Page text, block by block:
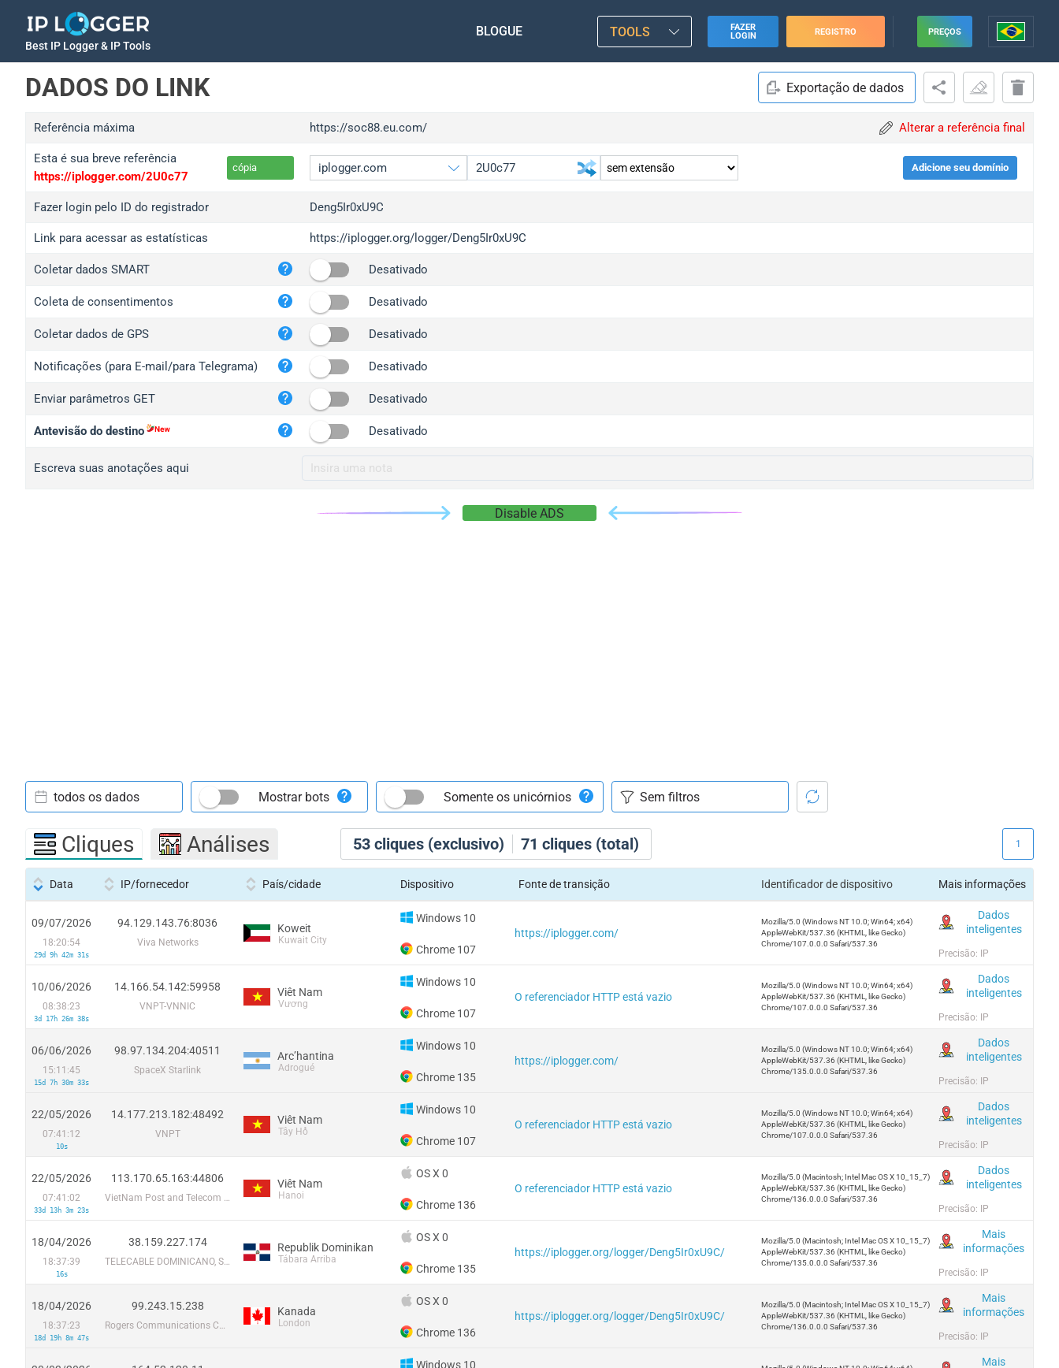
Best IP Logger & IP Tools
BLOGUE TOOLS
FAZER
LOGIN
REGISTRO PREÇOS
DADOS DO LINK Exportação de dados
Referência máxima https://soc88.eu.com/ Alterar a referência final
Esta é sua breve referência
https://iplogger.com/2U0c77
cópia
iplogger.org
wl.gl
ed.tc
iplogger.com
iplogger.co
2no.co
yip.su
iplogger.info
Adicione seu domínio
Fazer login pelo ID do registrador Deng5Ir0xU9C
Link para acessar as estatísticas https://iplogger.org/logger/Deng5Ir0xU9C
Coletar dados SMART Desativado
Coleta de consentimentos Desativado
Coletar dados de GPS Desativado
Notificações (para E-mail/para Telegrama) Desativado
Enviar parâmetros GET Desativado
Antevisão do destino Desativado
Escreva suas anotações aqui
Disable ADS
53 cliques (exclusivo) 71 cliques (total)
todos os dados Mostrar bots Somente os unicórnios
Cliques Análises 1
Data IP/fornecedor País/cidade Dispositivo Fonte de transição Identificador de dispositivo Mais informações
09/07/2026
18:20:54
29d 9h 42m 31s
94.129.143.76:8036
Viva Networks
Koweit
Kuwait City
Windows 10
Chrome 107
https://iplogger.com/
Mozilla/5.0 (Windows NT 10.0; Win64; x64)
AppleWebKit/537.36 (KHTML, like Gecko)
Chrome/107.0.0.0 Safari/537.36
Dados
inteligentes
Precisão: IP
10/06/2026
08:38:23
3d 17h 26m 38s
14.166.54.142:59958
VNPT-VNNIC
Viêt Nam
Vương
Windows 10
Chrome 107
O referenciador HTTP está vazio
Mozilla/5.0 (Windows NT 10.0; Win64; x64)
AppleWebKit/537.36 (KHTML, like Gecko)
Chrome/107.0.0.0 Safari/537.36
Dados
inteligentes
Precisão: IP
06/06/2026
15:11:45
15d 7h 30m 33s
98.97.134.204:40511
SpaceX Starlink
Arcʼhantina
Adrogué
Windows 10
Chrome 135
https://iplogger.com/
Mozilla/5.0 (Windows NT 10.0; Win64; x64)
AppleWebKit/537.36 (KHTML, like Gecko)
Chrome/135.0.0.0 Safari/537.36
Dados
inteligentes
Precisão: IP
22/05/2026
07:41:12
10s
14.177.213.182:48492
VNPT
Viêt Nam
Tây Hồ
Windows 10
Chrome 107
O referenciador HTTP está vazio
Mozilla/5.0 (Windows NT 10.0; Win64; x64)
AppleWebKit/537.36 (KHTML, like Gecko)
Chrome/107.0.0.0 Safari/537.36
Dados
inteligentes
Precisão: IP
22/05/2026
07:41:02
33d 13h 3m 23s
113.170.65.163:44806
VietNam Post and Telecom Corporation
Viêt Nam
Hanoi
OS X 0
Chrome 136
O referenciador HTTP está vazio
Mozilla/5.0 (Macintosh; Intel Mac OS X 10_15_7)
AppleWebKit/537.36 (KHTML, like Gecko)
Chrome/136.0.0.0 Safari/537.36
Dados
inteligentes
Precisão: IP
18/04/2026
18:37:39
16s
38.159.227.174
TELECABLE DOMINICANO, S.A.
Republik Dominikan
Tábara Arriba
OS X 0
Chrome 135
https://iplogger.org/logger/Deng5Ir0xU9C/
Mozilla/5.0 (Macintosh; Intel Mac OS X 10_15_7)
AppleWebKit/537.36 (KHTML, like Gecko)
Chrome/135.0.0.0 Safari/537.36
Mais
informações
Precisão: IP
18/04/2026
18:37:23
18d 19h 8m 47s
99.243.15.238
Rogers Communications Canada Inc.
Kanada
London
OS X 0
Chrome 136
https://iplogger.org/logger/Deng5Ir0xU9C/
Mozilla/5.0 (Macintosh; Intel Mac OS X 10_15_7)
AppleWebKit/537.36 (KHTML, like Gecko)
Chrome/136.0.0.0 Safari/537.36
Mais
informações
Precisão: IP
Windows 10
Mais